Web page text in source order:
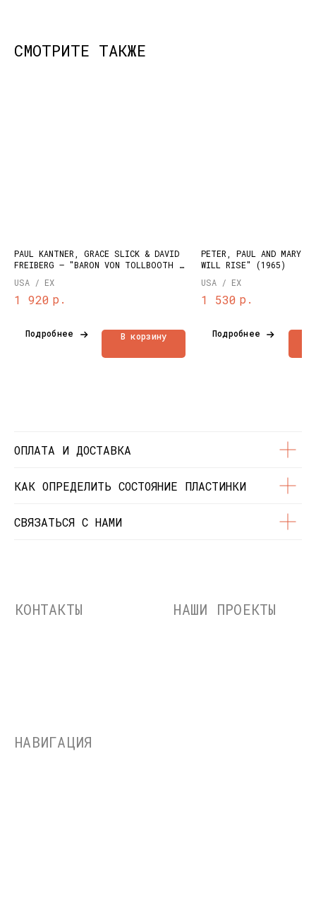
СМОТРИТЕ ТАКЖЕ
PAUL KANTNER, GRACE SLICK & DAVID
FREIBERG – "BARON VON TOLLBOOTH &
USA / EX
1 920 р.
Подробнее В корзину
PETER, PAUL AND MARY –
WILL RISE" (1965)
USA / EX
1 530 р.
Подробнее
ОПЛАТА И ДОСТАВКА
КАК ОПРЕДЕЛИТЬ СОСТОЯНИЕ ПЛАСТИНКИ
СВЯЗАТЬСЯ С НАМИ
Каталог
Доставка и оплата
О нас
Состояние пластинок
Разработка сайта
конфиденциальности
Публичная оферта